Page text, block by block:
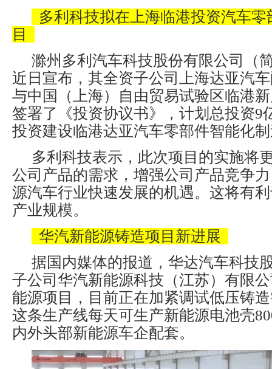
多利科技拟在上海临港投资汽车
目
滁州多利汽车科技股份有限公司（
近日宣布，其全资子公司上海达亚汽
与中国（上海）自由贸易试验区临港
签署了《投资协议书》，计划总投资9
投资建设临港达亚汽车零部件智能化
多利科技表示，此次项目的实施将
公司产品的需求，增强公司产品竞争
源汽车行业快速发展的机遇。这将有
产业规模。
华汽新能源铸造项目新进展
据国内媒体的报道，华达汽车科技
子公司华汽新能源科技（江苏）有限
能源项目，目前正在加紧调试低压铸
这条生产线每天可生产新能源电池壳
内外头部新能源车企配套。